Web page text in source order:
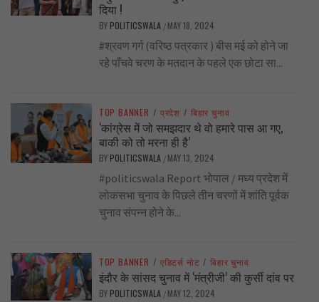
दिया !
BY POLITICSWALA / MAY 18, 2024
#श्रवण गर्ग (वरिष्ठ पत्रकार ) बीस मई को होने जा
रहे पाँचवे चरण के मतदान के पहले एक छोटा सा...
TOP BANNER / प्रदेश / बिहार चुनाव
‘कांग्रेस में जो समझदार थे वो हमारे पास आ गए,
बाकी को तो मरना ही है’
BY POLITICSWALA / MAY 13, 2024
#politicswala Report भोपाल / मध्य प्रदेश में
लोकसभा चुनाव के पिछले तीन चरणों में शांति पूर्वक
चुनाव संपन्न होने के...
TOP BANNER / एडिटर्स नोट / बिहार चुनाव
इंदौर के सांसद चुनाव में ‘मंत्रीजी’ की कुर्सी दांव पर
BY POLITICSWALA / MAY 12, 2024